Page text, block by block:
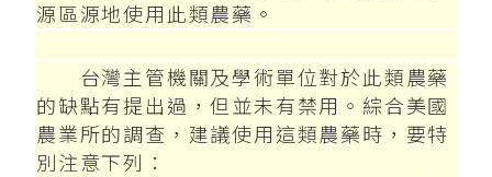
源區源地使用此類農藥。
台灣主管機關及學術單位對於此類農藥
的缺點有提出過，但並未有禁用。綜合美國
農業所的調查，建議使用這類農藥時，要特
別注意下列：